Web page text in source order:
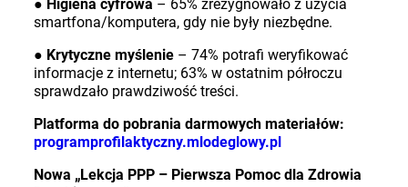
● Higiena cyfrowa – 65% zrezygnowało z użycia
smartfona/komputera, gdy nie były niezbędne.
● Krytyczne myślenie – 74% potrafi weryfikować
informacje z internetu; 63% w ostatnim półroczu
sprawdzało prawdziwość treści.
Platforma do pobrania darmowych materiałów:
programprofilaktyczny.mlodeglowy.pl
Nowa „Lekcja PPP – Pierwsza Pomoc dla Zdrowia